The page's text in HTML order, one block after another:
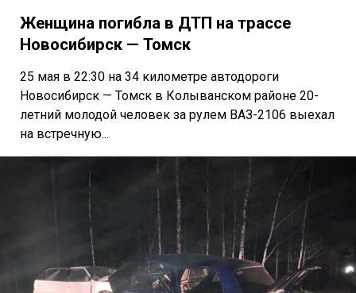
Женщина погибла в ДТП на трассе
Новосибирск — Томск
25 мая в 22:30 на 34 километре автодороги
Новосибирск — Томск в Колыванском районе 20-
летний молодой человек за рулем ВАЗ-2106 выехал
на встречную...